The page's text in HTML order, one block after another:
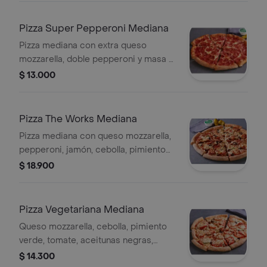
Pizza Super Pepperoni Mediana
Pizza mediana con extra queso
mozzarella, doble pepperoni y masa a
elegir.
$ 13.000
Pizza The Works Mediana
Pizza mediana con queso mozzarella,
pepperoni, jamón, cebolla, pimiento
verde, aceitunas negras, salchicha
$ 18.900
Pizza Vegetariana Mediana
Queso mozzarella, cebolla, pimiento
verde, tomate, aceitunas negras,
champiñon.
$ 14.300